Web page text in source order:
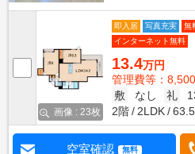
画像 : 23枚
即入居 写真充実
無
インターネット無料
13.4万円
管理費等：
敷
なし 礼
2階
2LDK
空室確認 無料